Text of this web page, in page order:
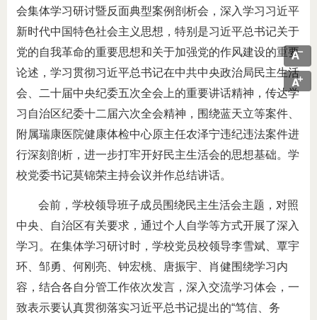
会集体学习研讨暨反面典型案例剖析会，深入学习习近平
新时代中国特色社会主义思想，特别是习近平总书记关于
党的自我革命的重要思想和关于加强党的作风建设的重要
论述，学习贯彻习近平总书记在中共中央政治局民主生活
会、二十届中央纪委五次全会上的重要讲话精神，传达学
习自治区纪委十二届六次全会精神，围绕蓝天立等案件、
附属瑞康医院健康体检中心原主任农泽宁违纪违法案件进
行深刻剖析，进一步打牢开好民主生活会的思想基础。学
校党委书记莫锦荣主持会议并作总结讲话。
会前，学校领导班子成员围绕民主生活会主题，对照
中央、自治区有关要求，通过个人自学等方式开展了深入
学习。在集体学习研讨时，学校党员校领导李雪斌、覃宇
环、邹勇、何刚亮、钟宏桃、唐振宇、肖健围绕学习内
容，结合各自分管工作依次发言，深入交流学习体会，一
致表示要认真贯彻落实习近平总书记提出的“笃信、务